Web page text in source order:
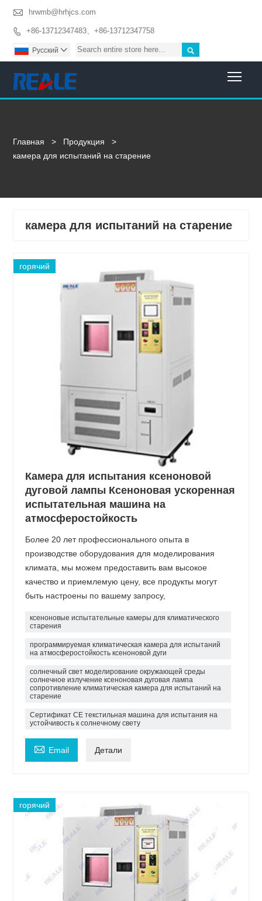
 hrwmb@hrhjcs.com
 +86-13712347483、+86-13712347758

Pусский 
Главная > Продукция
>
камера для испытаний на старение
камера для испытаний на старение
горячий
Камера для испытания ксеноновой
дуговой лампы Ксеноновая ускоренная
испытательная машина на
атмосферостойкость
Более 20 лет профессионального опыта в
производстве оборудования для моделирования
климата, мы можем предоставить вам высокое
качество и приемлемую цену, все продукты могут
быть настроены по вашему запросу,
ксеноновые испытательные камеры для климатического
старения
программируемая климатическая камера для испытаний
на атмосферостойкость ксеноновой дуги
солнечный свет моделирование окружающей среды
солнечное излучение ксеноновая дуговая лампа
сопротивление климатическая камера для испытаний на
старение
Сертификат CE текстильная машина для испытания на
устойчивость к солнечному свету
 Email Детали
горячий